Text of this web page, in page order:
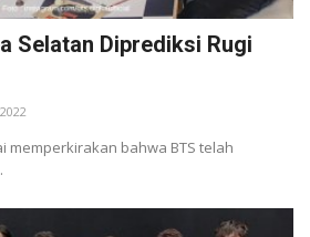
Selatan Diprediksi Rugi
memperkirakan bahwa BTS telah